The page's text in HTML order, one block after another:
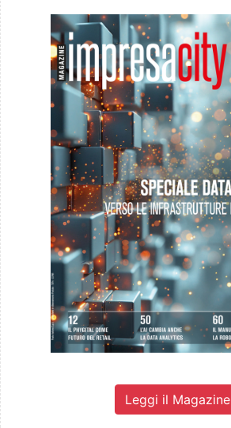
Leggi il Magazine